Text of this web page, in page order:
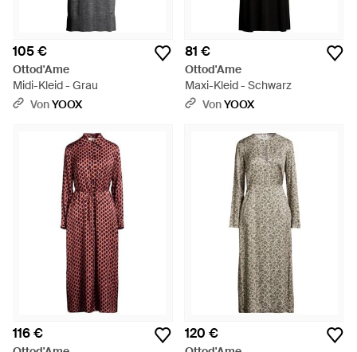
105 €
Ottod'Ame
Midi-Kleid - Grau
VonYOOX
81 €
Ottod'Ame
Maxi-Kleid - Schwarz
VonYOOX
116 € 120 €